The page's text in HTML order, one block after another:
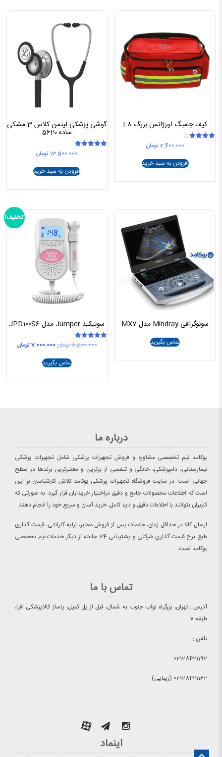
کیف جامبگ اورژانس بزرگ F8
2.400.000 تومان
افزودن به سبد خرید
گوشی پزشکی لیتمن کلاس 3 مشکی
ساده 5620
13.500.000 تومان
افزودن به سبد خرید
سونوگرافی Mindray مدل MX7
تماس بگیرید
تخفیف!
سونیکید Jumper مدل JPD100S6
امتیاز
8.500.000تومانقیمت
7.000.000تومان
تماس بگیرید
درباره ما
یوکامد تیم تخصصی مشاوره و فروش تجهیزات پزشکی شامل تجهیزات پزشکی
بیمارستانی، دامپزشکی، خانگی و تنفسی از برترین و معتبرترین برندها در سطح
جهانی است. در سایت فروشگاه تجهیزات پزشکی یوکامد تلاش کارشناسان بر این
است که اطلاعات محصولات جامع و دقیق دراختیار خریداران قرار گیرد. به صورتی که
کاربران بتوانند با اطلاعات دقیق و دید کامل، خرید آسان و سریع خود را انجام دهند.
ارسال کالا در حداقل زمان، خدمات پس از فروش معتبر، ارایه گارانتی، قیمت گذاری
طبق نرخ قیمت گذاری شرکتی و پشتیبانی 24 ساعته از دیگر خدمات تیم تخصصی
یوکامد است.
تماس با ما
آدرس : تهران، بزرگراه نواب جنوب به شمال، قبل از پل کمیل، پاساژ کالاپزشکی افرا،
طبقه 7
تلفن :
02128421192
02128421162 (زیبایی)
اینماد